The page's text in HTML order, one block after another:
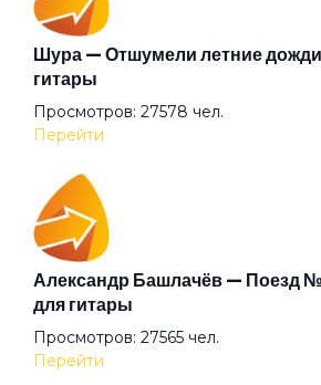
Гагарин
Гарь
Где ты?
Голова-фонарь
Город
Шура — Отшумели летние
гитары
Просмотров: 27578 чел.
Перейти
Александр Башлачёв — Поезд
для гитары
Просмотров: 27565 чел.
Перейти